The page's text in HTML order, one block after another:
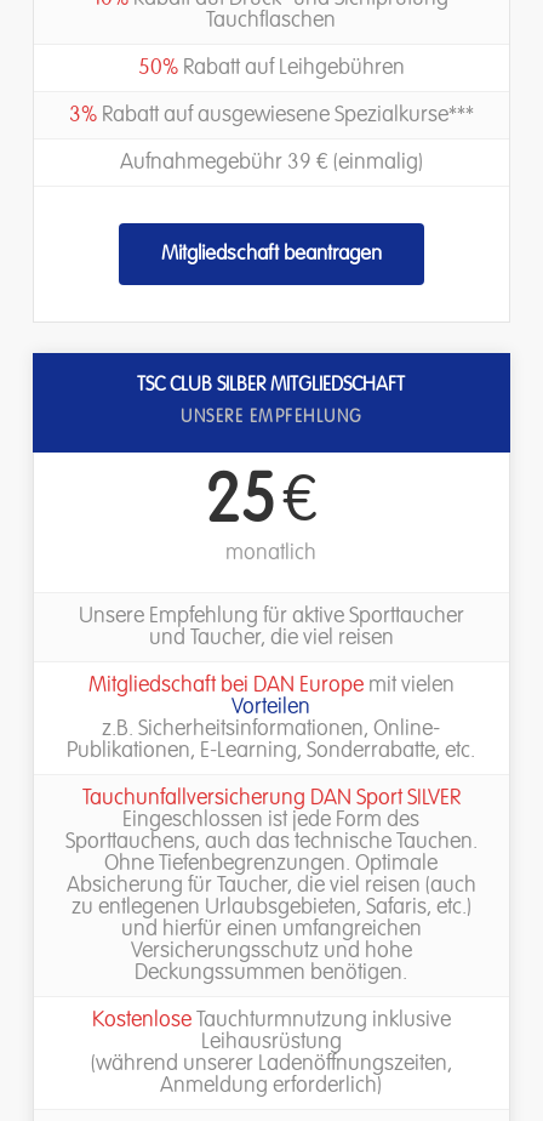
Tauchflaschen
50%Rabatt auf Leihgebühren
3% Rabatt auf ausgewiesene Spezialkurse***
Aufnahmegebühr 39 € (einmalig)
Mitgliedschaft beantragen
TSC CLUB SILBER MITGLIEDSCHAFT
UNSERE EMPFEHLUNG
€
25
monatlich
Unsere Empfehlung für aktive Sporttaucher
und Taucher, die viel reisen
Mitgliedschaft bei DAN Europemit vielen
Vorteilen
z.B. Sicherheitsinformationen, Online-
Publikationen, E-Learning, Sonderrabatte, etc.
Tauchunfallversicherung DAN Sport SILVER
Eingeschlossen ist jede Form des
Sporttauchens, auch das technische Tauchen.
Ohne Tiefenbegrenzungen. Optimale
Absicherung für Taucher, die viel reisen (auch
zu entlegenen Urlaubsgebieten, Safaris, etc.)
und hierfür einen umfangreichen
Versicherungsschutz und hohe
Deckungssummen benötigen.
KostenloseTauchturmnutzung inklusive
Leihausrüstung
(während unserer Ladenöffnungszeiten,
Anmeldung erforderlich)